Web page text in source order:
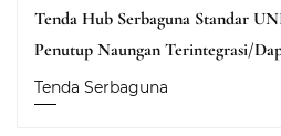
Tenda Hub Serbaguna Standar
Penutup Naungan Terintegrasi/
Tenda Serbaguna